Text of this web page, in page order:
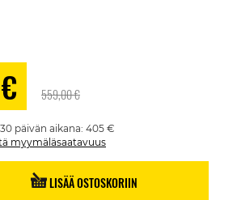
559,00 €
päivän aikana: 405 €
myymäläsaatavuus
LISÄÄ OSTOSKORIIN